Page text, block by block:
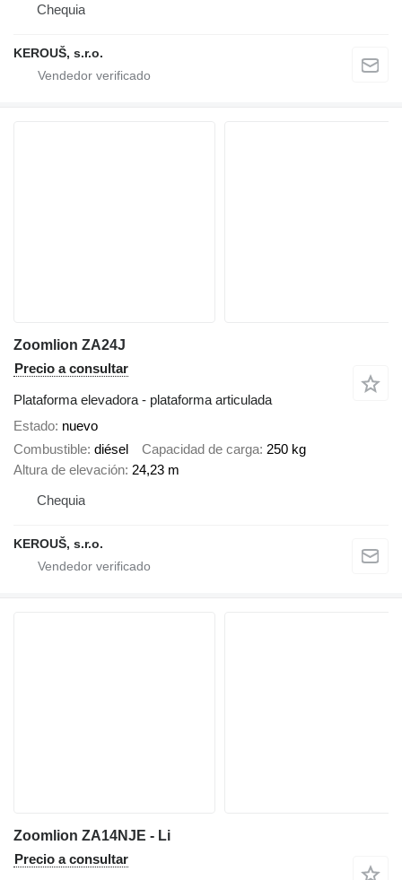
Chequia
KEROUŠ, s.r.o.
Zoomlion ZA24J
Precio a consultar
Plataforma elevadora - plataforma articulada
Estado nuevo
Combustible diésel Capacidad de carga 250 kg
Altura de elevación 24,23 m
Chequia
KEROUŠ, s.r.o.
Zoomlion ZA14NJE - Li
Precio a consultar